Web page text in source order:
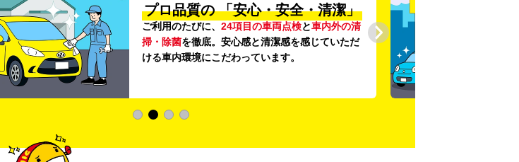
プロ品質の 「安心・安全・清潔」
ご利用のたびに、 24項目の車両点検と車内外の清
掃・除菌を徹底。安心感と清潔感を感じていただ
ける車内環境にこだわっています。